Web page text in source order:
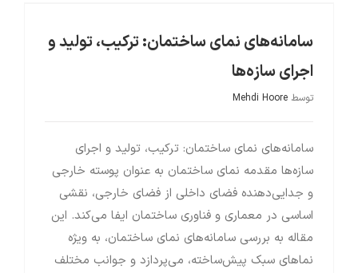
سامانه‌های نمای ساختمان: ترکیب، تولید و
اجرای سازه‌ها
توسط Mehdi Hoore
سامانه‌های نمای ساختمان: ترکیب، تولید و اجرای
سازه‌ها مقدمه نمای ساختمان به عنوان پوسته خارجی
و جدایی‌دهنده فضای داخلی از فضای خارجی، نقشی
اساسی در معماری و فناوری ساختمان ایفا می‌کند. این
مقاله به بررسی سامانه‌های نمای ساختمان، به ویژه
نماهای سبک پیش‌ساخته، می‌پردازد و جوانب مختلف